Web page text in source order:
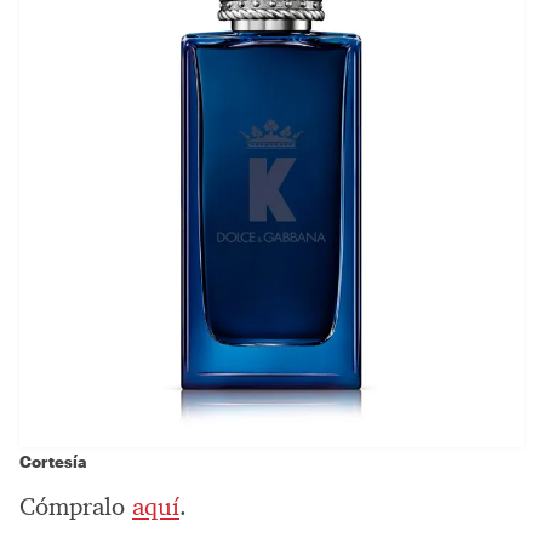
Cortesía
Cómpralo aquí.